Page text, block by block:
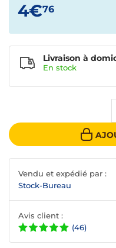
4€76
Livraison à
En stock
Vendu et expédié par :
Stock-Bureau
Avis client :
(46)